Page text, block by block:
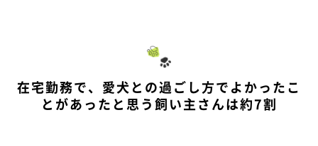
在宅勤務で、愛犬との過ごし方でよかったこ
とがあったと思う飼い主さんは約7割